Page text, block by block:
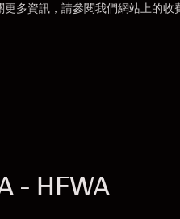
「服務
更多資訊，請參閱我們網站上的收
- HFWA